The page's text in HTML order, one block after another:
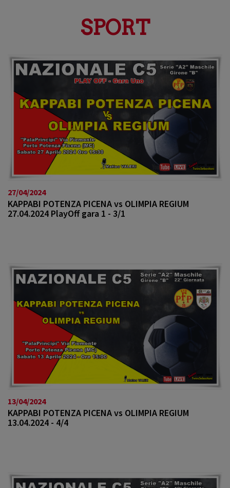
t
i
n
SPORT
27/04/2024
KAPPABI POTENZA PICENA vs OLIMPIA REGIUM
27.04.2024 PlayOff gara 1 - 3/1
13/04/2024
KAPPABI POTENZA PICENA vs OLIMPIA REGIUM
13.04.2024 - 4/4